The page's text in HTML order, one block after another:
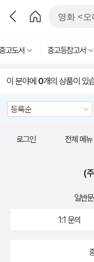
고도서 중고등참고서
이 분야에 0개의 상품이 있
로그인 전체 메뉴
(
일반
1:1 문의